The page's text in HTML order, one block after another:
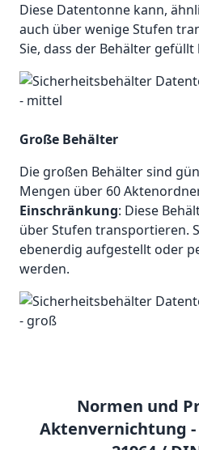
Diese Datentonne kann,
auch über wenige Stufen
Sie, dass der Behälter
Große Behälter
Die großen Behälter sind
Mengen über 60
Einschränkung: Diese
über Stufen transportieren.
ebenerdig aufgestellt oder
werden.
Normen und
Aktenvernichtung -